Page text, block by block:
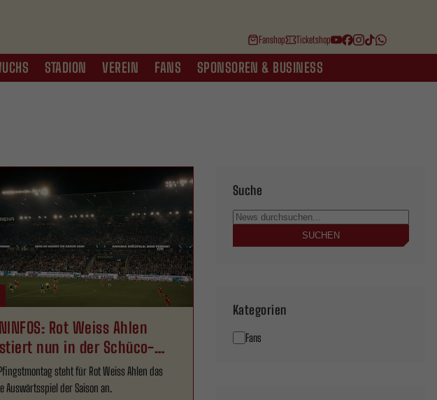
Fanshop Ticketshop
STADION VEREIN FANS SPONSOREN & BUSINESS
Rot Weiss Ahlen
nun in der Schüco-
steht für Rot Weiss Ahlen das
Auswärtsspiel der Saison an.
Suche
SUCHEN
Kategorien
Fans